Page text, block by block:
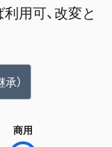
用可、改変と
）
商用